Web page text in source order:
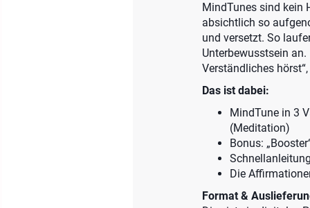
MindTunes sind kein
absichtlich so
und versetzt. So
Unterbewusstsein
Verständliches
Das ist dabei:
MindTune in 3
(Meditation)
Bonus:
Die
Format &